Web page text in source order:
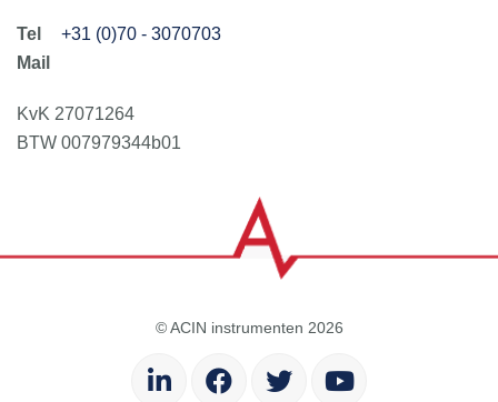
+31 (0)70 - 3070703
KvK 27071264
BTW 007979344b01
© ACIN instrumenten 2026